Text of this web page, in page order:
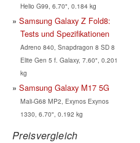
Helio G99, 6.70", 0.184 kg
Samsung Galaxy Z Fold8:
Tests und Spezifikationen
Adreno 840, Snapdragon 8 SD 8
Elite Gen 5 f. Galaxy, 7.60", 0.201
kg
Samsung Galaxy M17 5G
Mali-G68 MP2, Exynos Exynos
1330, 6.70", 0.192 kg
Preisvergleich